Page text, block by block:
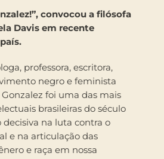
convocou a filósofa
Davis em recente
professora, escritora,
negro e feminista
foi uma das mais
brasileiras do século
decisiva na luta contra o
e na articulação das
e raça em nossa